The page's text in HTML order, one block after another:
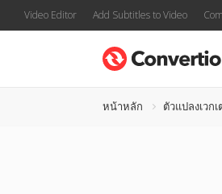
Video Editor Add Subtitles to Video
หน้าหลัก ตัวแปลงเวก